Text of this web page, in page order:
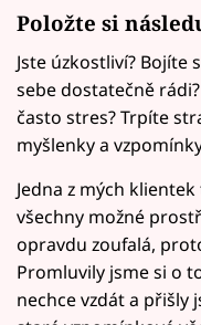
Položte si
Jste úzkostliví? Bojíte
sebe dostatečně
často stres? Trpíte
myšlenky a
Jedna z mých
všechny možné
opravdu zoufalá,
Promluvily jsme si o
nechce vzdát a přišly